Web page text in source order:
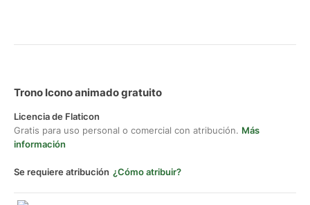
Trono Icono animado gratuito
Licencia de Flaticon
Gratis para uso personal o comercial con atribución. Más
información
Se requiere atribución ¿Cómo atribuir?